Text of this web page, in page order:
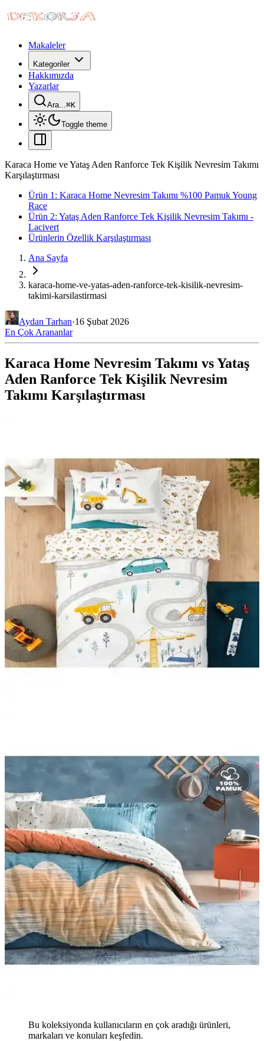
Makaleler
Kategoriler
Hakkımızda
Yazarlar
Ara...⌘K
Toggle theme
Karaca Home ve Yataş Aden Ranforce Tek Kişilik Nevresim Takımı
Karşılaştırması
Ürün 1: Karaca Home Nevresim Takımı %100 Pamuk Young
Race
Ürün 2: Yataş Aden Ranforce Tek Kişilik Nevresim Takımı -
Lacivert
Ürünlerin Özellik Karşılaştırması
Ana Sayfa
karaca-home-ve-yatas-aden-ranforce-tek-kisilik-nevresim-
takimi-karsilastirmasi
Aydan Tarhan·16 Şubat 2026
En Çok Arananlar
Karaca Home Nevresim Takımı vs Yataş
Aden Ranforce Tek Kişilik Nevresim
Takımı Karşılaştırması
Bu koleksiyonda kullanıcıların en çok aradığı ürünleri,
markaları ve konuları keşfedin.